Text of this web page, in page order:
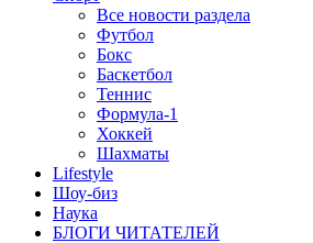
Все новости раздела
Футбол
Бокс
Баскетбол
Теннис
Формула-1
Хоккей
Шахматы
Lifestyle
Шоу-биз
Наука
БЛОГИ ЧИТАТЕЛЕЙ